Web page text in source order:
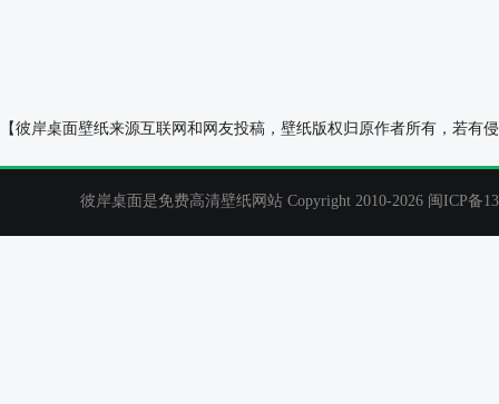
【彼岸桌面壁纸来源互联网和网友投稿，壁纸版权归原作者所有，若
彼岸桌面是免费高清壁纸网站 Copyright 2010-2026 闽ICP备